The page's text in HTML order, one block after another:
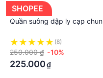
SHOPEE
Quần suông dập ly cạp chun
(8)
250.000 ₫ -10%
225.000₫